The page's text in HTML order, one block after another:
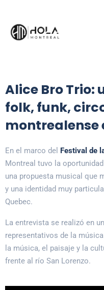
Alice Bro Trio:
folk, funk,
montrealense
En el marco del Festival de
Montreal tuvo la
una propuesta musical que
y una identidad muy
Quebec.
La entrevista se realizó en
representativos de la
la música, el paisaje y la
frente al río San Lorenzo.